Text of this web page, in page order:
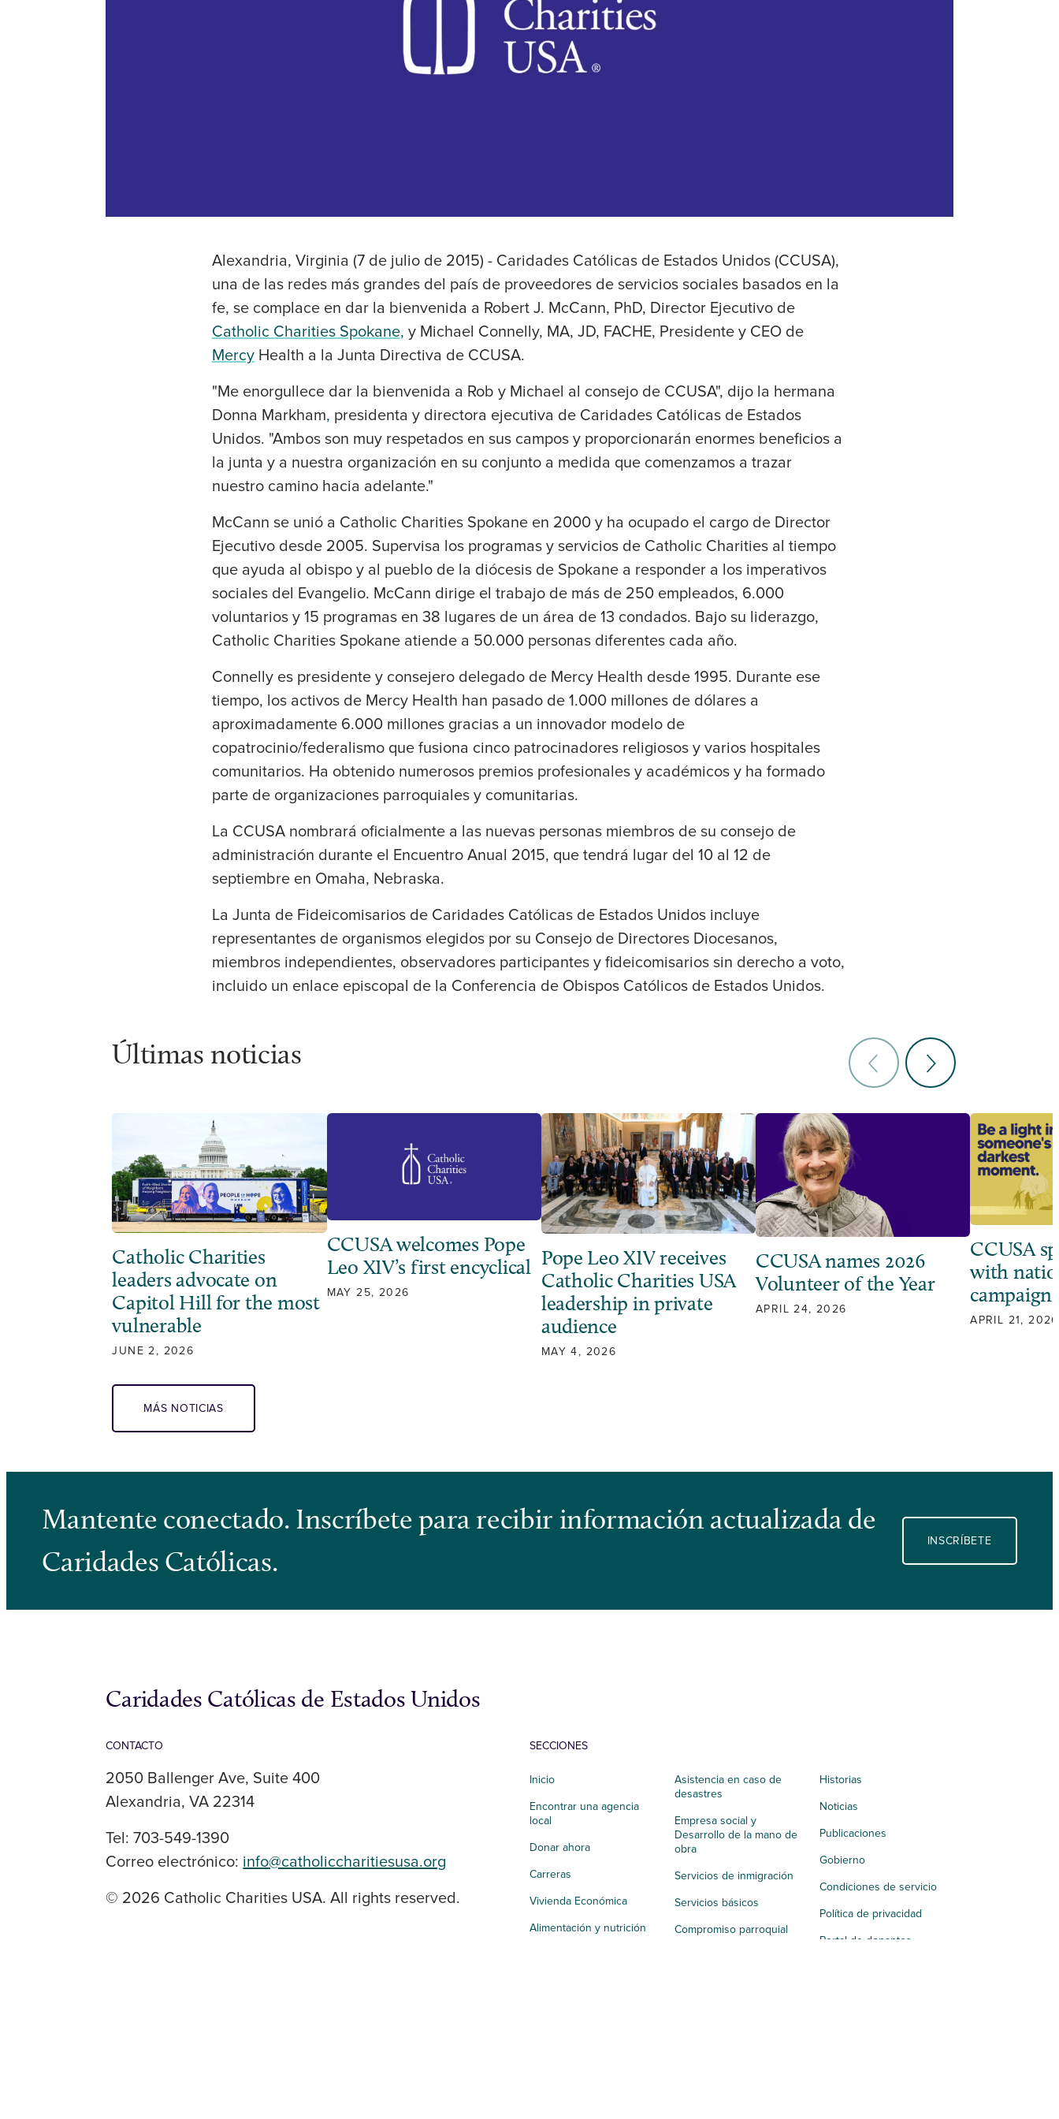
Alexandria, Virginia (7 de julio de 2015) - Caridades Católicas de Estados Unidos (CCUSA),
una de las redes más grandes del país de proveedores de servicios sociales basados en la
fe, se complace en dar la bienvenida a Robert J. McCann, PhD, Director Ejecutivo de
Catholic Charities Spokane, y Michael Connelly, MA, JD, FACHE, Presidente y CEO de
MercyHealth a la Junta Directiva de CCUSA.
"Me enorgullece dar la bienvenida a Rob y Michael al consejo de CCUSA", dijo la hermana
Donna Markham, presidenta y directora ejecutiva de Caridades Católicas de Estados
Unidos. "Ambos son muy respetados en sus campos y proporcionarán enormes beneficios a
la junta y a nuestra organización en su conjunto a medida que comenzamos a trazar
nuestro camino hacia adelante."
McCann se unió a Catholic Charities Spokane en 2000 y ha ocupado el cargo de Director
Ejecutivo desde 2005. Supervisa los programas y servicios de Catholic Charities al tiempo
que ayuda al obispo y al pueblo de la diócesis de Spokane a responder a los imperativos
sociales del Evangelio. McCann dirige el trabajo de más de 250 empleados, 6.000
voluntarios y 15 programas en 38 lugares de un área de 13 condados. Bajo su liderazgo,
Catholic Charities Spokane atiende a 50.000 personas diferentes cada año.
Connelly es presidente y consejero delegado de Mercy Health desde 1995. Durante ese
tiempo, los activos de Mercy Health han pasado de 1.000 millones de dólares a
aproximadamente 6.000 millones gracias a un innovador modelo de
copatrocinio/federalismo que fusiona cinco patrocinadores religiosos y varios hospitales
comunitarios. Ha obtenido numerosos premios profesionales y académicos y ha formado
parte de organizaciones parroquiales y comunitarias.
La CCUSA nombrará oficialmente a las nuevas personas miembros de su consejo de
administración durante el Encuentro Anual 2015, que tendrá lugar del 10 al 12 de
septiembre en Omaha, Nebraska.
La Junta de Fideicomisarios de Caridades Católicas de Estados Unidos incluye
representantes de organismos elegidos por su Consejo de Directores Diocesanos,
miembros independientes, observadores participantes y fideicomisarios sin derecho a voto,
incluido un enlace episcopal de la Conferencia de Obispos Católicos de Estados Unidos.
Últimas noticias
Catholic Charities
leaders advocate on
Capitol Hill for the most
vulnerable
JUNE 2, 2026
CCUSA welcomes Pope
Leo XIV’s first encyclical
MAY 25, 2026
Pope Leo XIV receives
Catholic Charities USA
leadership in private
audience
MAY 4, 2026
CCUSA names 2026
Volunteer of the Year
APRIL 24, 2026
CCUSA
with
campaign
APRIL 21, 2026
MÁS NOTICIAS
Mantente conectado. Inscríbete para recibir información actualizada de
Caridades Católicas.
INSCRÍBETE
Caridades Católicas de Estados Unidos
CONTACTO
2050 Ballenger Ave, Suite 400
Alexandria, VA 22314
Tel: 703-549-1390
Correo electrónico: info@catholiccharitiesusa.org
© 2026 Catholic Charities USA. All rights reserved.
SECCIONES
Inicio
Encontrar una agencia
local
Donar ahora
Carreras
Vivienda Económica
Alimentación y nutrición
Asistencia en caso de
desastres
Empresa social y
Desarrollo de la mano de
obra
Servicios de inmigración
Servicios básicos
Compromiso parroquial
Historias
Noticias
Publicaciones
Gobierno
Condiciones de servicio
Política de privacidad
Portal de donantes